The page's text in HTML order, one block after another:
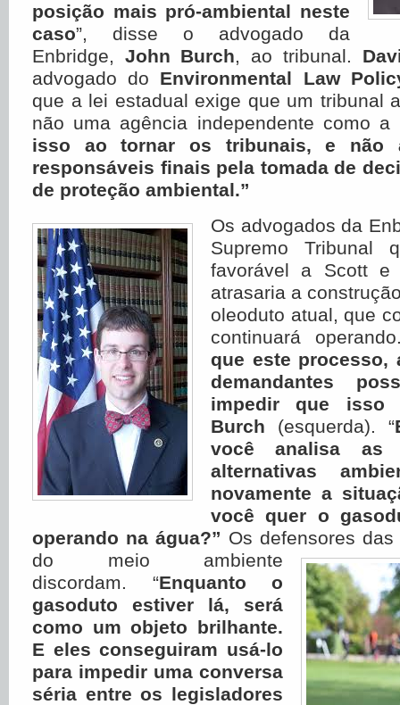
posição mais pró-ambiental neste
caso”, disse o advogado da
Enbridge, John Burch, ao tribunal.
advogado do Environmental Law
que a lei estadual exige que um tribunal
não uma agência independente como
isso ao tornar os tribunais, e não
responsáveis ​​finais pela tomada de
de proteção ambiental.”
Os advogados da
Supremo Tribunal
favorável a Scott e
atrasaria a
oleoduto atual, que
continuará
que este processo,
demandantes
impedir que isso
Burch (esquerda). “
você analisa as
alternativas
novamente a
você quer o
operando na água?” Os defensores
do meio ambiente
discordam. “Enquanto o
gasoduto estiver lá, será
como um objeto brilhante.
E eles conseguiram usá-lo
para impedir uma conversa
séria entre os legisladores